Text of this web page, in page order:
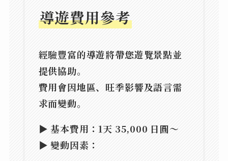
導遊費用參考
經驗豐富的導遊將帶您遊覽景點並
提供協助。
費用會因地區、旺季影響及語言需
求而變動。
▶基本費用 ：1天 35,000 日圓～
▶ 變動因素 ：